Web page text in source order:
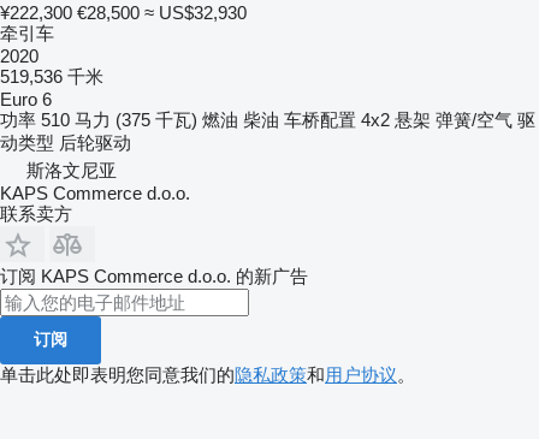
¥222,300 €28,500 ≈ US$32,930
牵引车
2020
519,536 千米
Euro 6
功率 510 马力 (375 千瓦) 燃油 柴油 车桥配置 4x2 悬架 弹簧/空气 驱
动类型 后轮驱动
斯洛文尼亚
KAPS Commerce d.o.o.
联系卖方
订阅 KAPS Commerce d.o.o. 的新广告
订阅
单击此处即表明您同意我们的隐私政策和用户协议。